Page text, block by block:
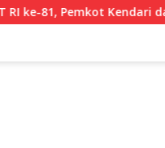
dan BWS Sulawesi IV